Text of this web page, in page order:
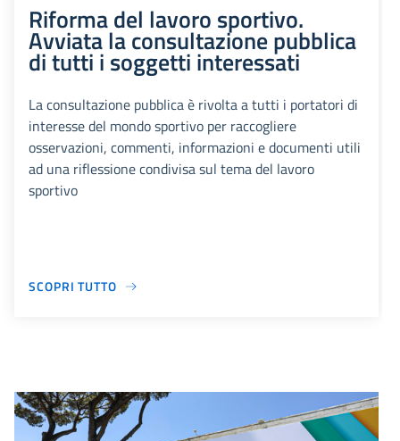
Riforma del lavoro sportivo.
Avviata la consultazione pubblica
di tutti i soggetti interessati
La consultazione pubblica è rivolta a tutti i portatori di
interesse del mondo sportivo per raccogliere
osservazioni, commenti, informazioni e documenti utili
ad una riflessione condivisa sul tema del lavoro
sportivo
SCOPRI TUTTO